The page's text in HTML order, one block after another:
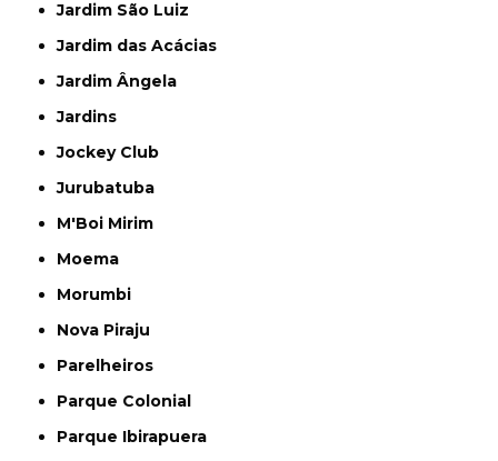
Jardim São Luiz
Jardim das Acácias
Jardim Ângela
Jardins
Jockey Club
Jurubatuba
M'Boi Mirim
Moema
Morumbi
Nova Piraju
Parelheiros
Parque Colonial
Parque Ibirapuera